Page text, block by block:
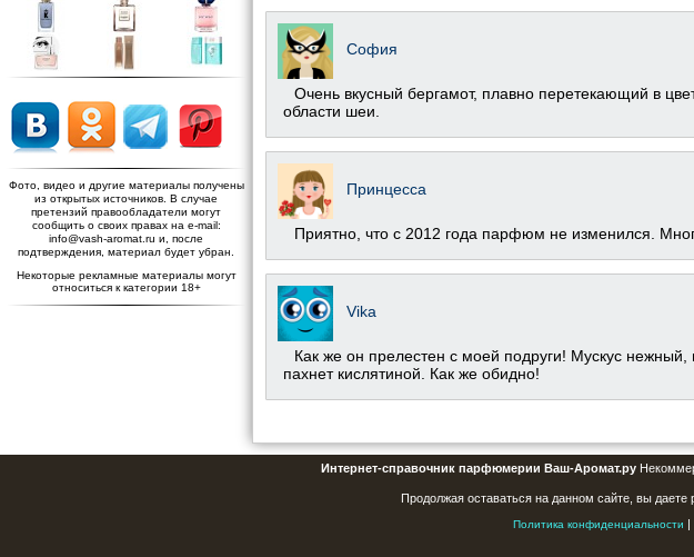
Фото, видео и другие материалы получены
из открытых источников. В случае
претензий правообладатели могут
сообщить о своих правах на e-mail:
info@vash-aromat.ru и, после
подтверждения, материал будет убран.
Некоторые рекламные материалы могут
относиться к категории 18+
София
Очень вкусный бергамот, плавно перетекающий в
области шеи.
Принцесса
Приятно, что с 2012 года парфюм не изменился.
Vika
Как же он прелестен с моей подруги! Мускус
пахнет кислятиной. Как же обидно!
Интернет-справочник парфюмерии Ваш-Аромат.ру
Продолжая оставаться на данном сайте, вы
Политика конфиденциальности |